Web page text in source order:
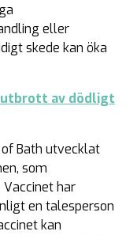
eller
skede kan öka
utbrott av dödligt
Bath utvecklat
som
har
en talesperson
kan